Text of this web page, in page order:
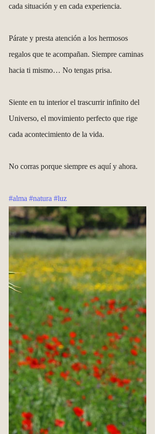
cada situación y en cada experiencia.
Párate y presta atención a los hermosos
regalos que te acompañan. Siempre caminas
hacia ti mismo… No tengas prisa.
Siente en tu interior el trascurrir infinito del
Universo, el movimiento perfecto que rige
cada acontecimiento de la vida.
No corras porque siempre es aquí y ahora.
#alma #natura #luz